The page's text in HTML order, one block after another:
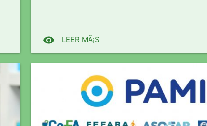
visibility LEER MÃ¡S